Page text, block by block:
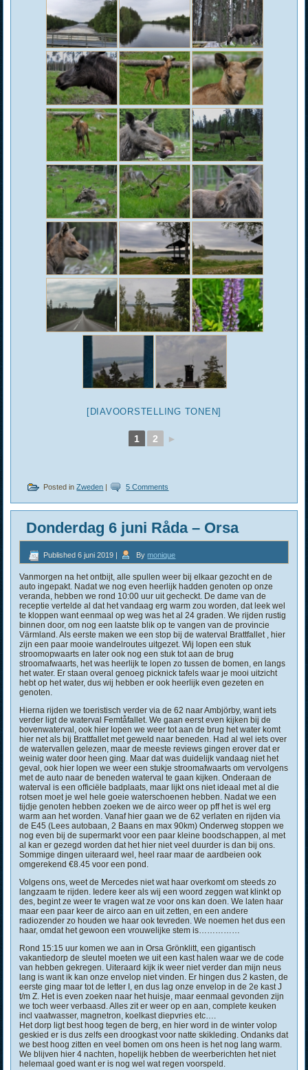
[DIAVOORSTELLING TONEN]
1 2 ►
Posted in Zweden 5 Comments
Donderdag 6 juni Råda – Orsa
Published 6 juni 2019 By monique
Vanmorgen na het ontbijt, alle spullen weer bij elkaar gezocht en de
auto ingepakt. Nadat we nog even heerlijk hadden genoten op onze
veranda, hebben we rond 10:00 uur uit gecheckt. De dame van de
receptie vertelde al dat het vandaag erg warm zou worden, dat leek wel
te kloppen want eenmaal op weg was het al 24 graden. We rijden rustig
binnen door, om nog een laatste blik op te vangen van de provincie
Värmland. Als eerste maken we een stop bij de waterval Brattfallet , hier
zijn een paar mooie wandelroutes uitgezet. Wij lopen een stuk
stroomopwaarts en later ook nog een stuk tot aan de brug
stroomafwaarts, het was heerlijk te lopen zo tussen de bomen, en langs
het water. Er staan overal genoeg picknick tafels waar je mooi uitzicht
hebt op het water, dus wij hebben er ook heerlijk even gezeten en
genoten.
Hierna rijden we toeristisch verder via de 62 naar Ambjörby, want iets
verder ligt de waterval Femtåfallet. We gaan eerst even kijken bij de
bovenwaterval, ook hier lopen we weer tot aan de brug het water komt
hier net als bij Brattfallet met geweld naar beneden. Had al wel iets over
de watervallen gelezen, maar de meeste reviews gingen erover dat er
weinig water door heen ging. Maar dat was duidelijk vandaag niet het
geval, ook hier lopen we weer een stukje stroomafwaarts om vervolgens
met de auto naar de beneden waterval te gaan kijken. Onderaan de
waterval is een officiële badplaats, maar lijkt ons niet ideaal met al die
rotsen moet je wel hele goeie waterschoenen hebben. Nadat we een
tijdje genoten hebben zoeken we de airco weer op pff het is wel erg
warm aan het worden. Vanaf hier gaan we de 62 verlaten en rijden via
de E45 (Lees autobaan, 2 Baans en max 90km) Onderweg stoppen we
nog even bij de supermarkt voor een paar kleine boodschappen, al met
al kan er gezegd worden dat het hier niet veel duurder is dan bij ons.
Sommige dingen uiteraard wel, heel raar maar de aardbeien ook
omgerekend €8.45 voor een pond.
Volgens ons, weet de Mercedes niet wat haar overkomt om steeds zo
langzaam te rijden. Iedere keer als wij een woord zeggen wat klinkt op
des, begint ze weer te vragen wat ze voor ons kan doen. We laten haar
maar een paar keer de airco aan en uit zetten, en een andere
radiozender zo houden we haar ook tevreden. We noemen het dus een
haar, omdat het gewoon een vrouwelijke stem is……………
Rond 15:15 uur komen we aan in Orsa Grönklitt, een gigantisch
vakantiedorp de sleutel moeten we uit een kast halen waar we de code
van hebben gekregen. Uiteraard kijk ik weer niet verder dan mijn neus
lang is want ik kan onze envelop niet vinden. Er hingen dus 2 kasten, de
eerste ging maar tot de letter I, en dus lag onze envelop in de 2e kast J
t/m Z. Het is even zoeken naar het huisje, maar eenmaal gevonden zijn
we toch weer verbaasd. Alles zit er weer op en aan, complete keuken
incl vaatwasser, magnetron, koelkast diepvries etc….
Het dorp ligt best hoog tegen de berg, en hier word in de winter volop
geskied er is dus zelfs een droogkast voor natte skikleding. Ondanks dat
we best hoog zitten en veel bomen om ons heen is het nog lang warm.
We blijven hier 4 nachten, hopelijk hebben de weerberichten het niet
helemaal goed want er is nog wel wat regen voorspeld.